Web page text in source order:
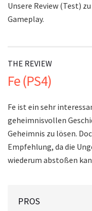
Unsere Review (Test)
Gameplay.
THE REVIEW
Fe (PS4)
Fe ist ein sehr
geheimnisvollen
Geheimnis zu lösen.
Empfehlung, da die
wiederum abstoßen
PROS